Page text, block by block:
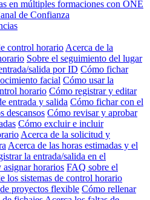
en múltiples formaciones con ONE
de Confianza
control horario Acerca de la
Sobre el seguimiento del lugar
salida por ID Cómo fichar
facial Cómo usar la
horario Cómo registrar y editar
entrada y salida Cómo fichar con el
descansos Cómo revisar y aprobar
Cómo excluir e incluir
Acerca de la solicitud y
Acerca de las horas estimadas y el
la entrada/salida en el
asignar horarios FAQ sobre el
los sistemas de control horario
proyectos flexible Cómo rellenar